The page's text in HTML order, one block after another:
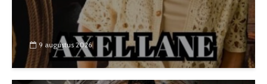
9 augustus 2026